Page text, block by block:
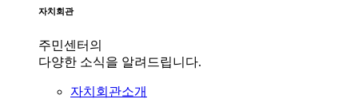
자치회관
주민센터의
다양한 소식을 알려드립니다.
자치회관소개